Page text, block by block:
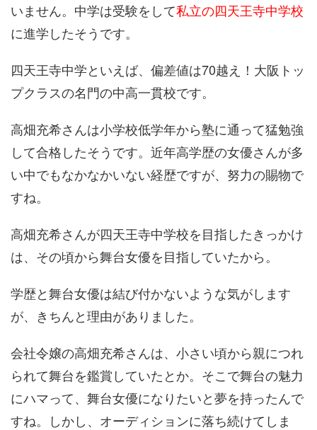
いません。中学は受験をして私立の四天王寺中学校
に進学したそうです。
四天王寺中学といえば、偏差値は70越え！大阪トッ
プクラスの名門の中高一貫校です。
高畑充希さんは小学校低学年から塾に通って猛勉強
して合格したそうです。近年高学歴の女優さんが多
い中でもなかなかいない経歴ですが、努力の賜物で
すね。
高畑充希さんが四天王寺中学校を目指したきっかけ
は、その頃から舞台女優を目指していたから。
学歴と舞台女優は結び付かないような気がします
が、きちんと理由がありました。
会社令嬢の高畑充希さんは、小さい頃から親につれ
られて舞台を鑑賞していたとか。そこで舞台の魅力
にハマって、舞台女優になりたいと夢を持ったんで
すね。しかし、オーディションに落ち続けてしま